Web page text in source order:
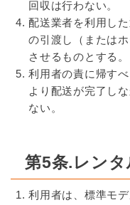
回収は行わない。
配送業者を利用し
の引渡し（または
させるものとする。
利用者の責に帰す
より配送が完了し
ない。
第5条.レンタ
利用者は、標準モ